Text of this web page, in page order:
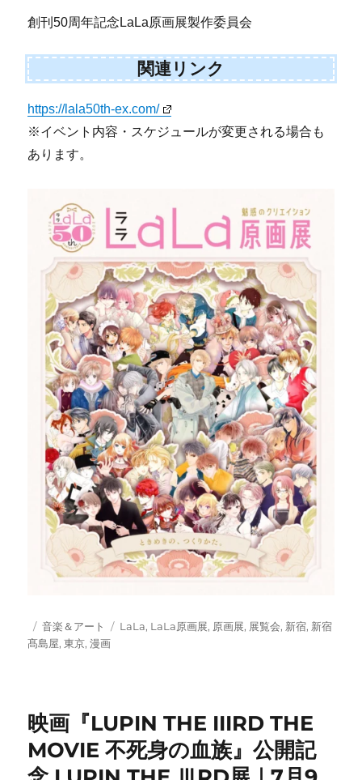
創刊50周年記念LaLa原画展製作委員会
関連リンク
https://lala50th-ex.com/
※イベント内容・スケジュールが変更される場合も
あります。
投
稿
カ
テ
音楽＆アート
タ
LaLa, LaLa原画展, 原画展, 展覧会, 新宿, 新宿
髙島屋,東京,漫画
映画『LUPIN THE IIIRD THE
MOVIE 不死身の血族』公開記